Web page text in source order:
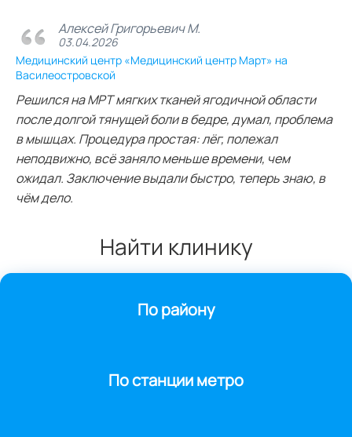
Алексей Григорьевич М.
03.04.2026
Медицинский центр «Медицинский центр Март» на
Василеостровской
Решился на МРТ мягких тканей ягодичной области
после долгой тянущей боли в бедре, думал, проблема
в мышцах. Процедура простая: лёг, полежал
неподвижно, всё заняло меньше времени, чем
ожидал. Заключение выдали быстро, теперь знаю, в
чём дело.
Найти клинику
По району
По станции метро